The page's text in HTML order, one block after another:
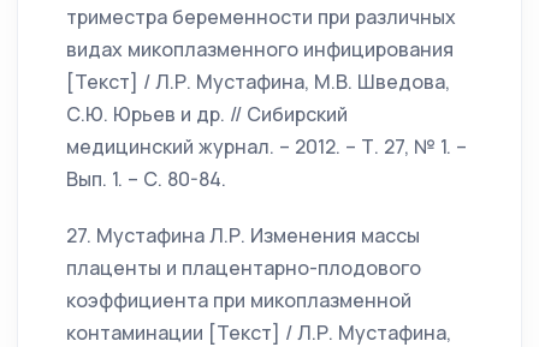
триместра беременности при различных
видах микоплазменного инфицирования
[Текст] / Л.Р. Мустафина, М.В. Шведова,
С.Ю. Юрьев и др. // Сибирский
медицинский журнал. – 2012. – Т. 27, № 1. –
Вып. 1. – С. 80-84.
27. Мустафина Л.Р. Изменения массы
плаценты и плацентарно-плодового
коэффициента при микоплазменной
контаминации [Текст] / Л.Р. Мустафина,